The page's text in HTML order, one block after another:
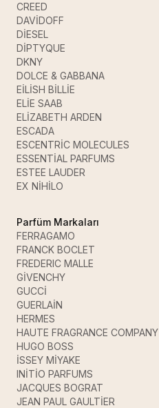
CREED
DAVİDOFF
DİESEL
DİPTYQUE
DKNY
DOLCE & GABBANA
EİLİSH BİLLİE
ELİE SAAB
ELİZABETH ARDEN
ESCADA
ESCENTRİC MOLECULES
ESSENTİAL PARFUMS
ESTEE LAUDER
EX NİHİLO
Parfüm Markaları
FERRAGAMO
FRANCK BOCLET
FREDERIC MALLE
GİVENCHY
GUCCİ
GUERLAİN
HERMES
HAUTE FRAGRANCE COMPANY
HUGO BOSS
İSSEY MİYAKE
INİTİO PARFUMS
JACQUES BOGRAT
JEAN PAUL GAULTİER